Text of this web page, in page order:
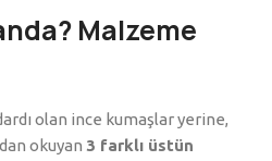
Malzeme
olan ince kumaşlar yerine,
okuyan 3 farklı üstün